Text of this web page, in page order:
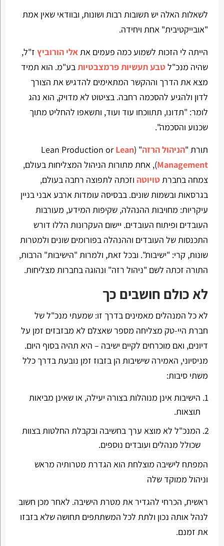
לשאלות האלה יש תשובות רבות ושונות, ובוודאי שאין אמת
"אובייקטיבית" אחת ויחידה.
הייתה לי הזכות לשמוע כמה פעמים אתאלי הורוביץז"ל,
שהיה מנכ"לטבע תעשיות פרמצבטיותבע"מ. הוא תמיד
מצא את הדרך וההקשר המתאימים להדגיש את הצורך
לדון ולהגיע להסכמה רחבה. בציטוט לא מדויק, הוא נהג
לומר: "תדונו, תתווכחו עוד ועוד, ותשאפו להחליט מתוך
שכנוע והסכמה".
תורת "הניהול הרזה" (Lean Production or
Lean
Management), אחת מתורות הניהול המצליחות בעולם,
צמחה בחברתטויוטהוזכתה לתפוצה רחבה בעולם,
בגרסאות ובשמות שונים. בבסיסה עומדות ארבע אבני בניין
עיקריות: מחויבות ההנהלה, שקיפות המידע, מעורבות
העובדים ופיתוח העובדים. יישום העקרונות הללו דורש
התכנסות של העובדים וההנהלה בפורומים שונים ולמטרות
שונות, קרי: "ישיבות". ובכל זאת, ולמרות "הישיבות" הרבות,
התורה זכתה לשם "ניהול רזה" ונהוגה בחברות מצליחות.
לא כולם חושבים כך
לא כל המנהלים מאמינים בדרך זו: שמעתי מנכ"ל של
חברת היי-טק מצליחה מספר שאצלם לא מבזבזים זמן על
דיונים, ואם מוכרחים לקיים ישיבה – היא תהיה בסוף היום.
מניסיוני, האמירה שישיבות הן בזבוז זמן נובעת בדרך כלל
משתי סיבות:
הישיבות אינן מנוהלות בצורה יעילה, או שאינן מביאות
תוצאות.
המנכ"ל לא מוצא ערך בחשיבה ובקבלת החלטות בצוות
שכולל מנהלים ועובדים נוספים.
המפתח לישיבה מוצלחת הוא הגדרת מטרותיה מראש
וניהול ממוקד שלה
ראשית, הכרחי להגדיר את מטרת הישיבה. לאחר מכן חשוב
לנהל אותה נכון ולתת לכל המשתתפים תחושה שלא בזבזו
את זמנם.